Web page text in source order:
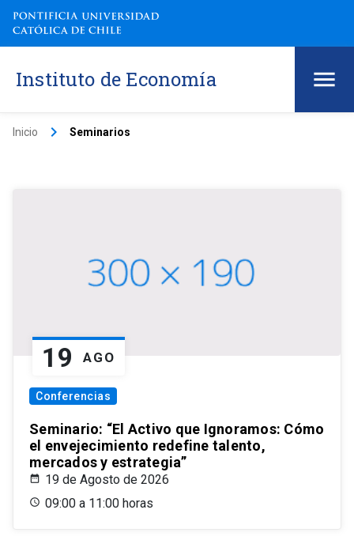
Instituto de Economía
Inicio keyboard_arrow_right Seminarios
19 AGO
Conferencias
Seminario: “El Activo que Ignoramos: Cómo
el envejecimiento redefine talento,
mercados y estrategia”
19 de Agosto de 2026
09:00 a 11:00 horas